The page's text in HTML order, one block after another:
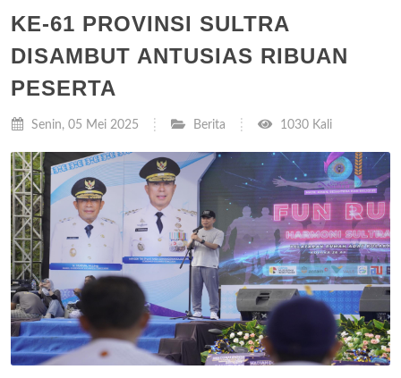
KE-61 PROVINSI SULTRA
DISAMBUT ANTUSIAS RIBUAN
PESERTA
Senin, 05 Mei 2025 Berita 1030 Kali